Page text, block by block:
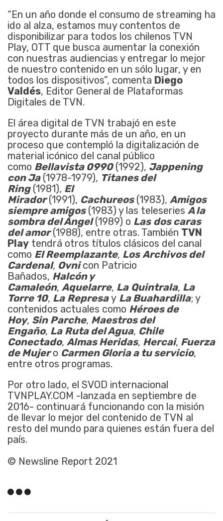
“En un año donde el consumo de streaming ha
ido al alza, estamos muy contentos de
disponibilizar para todos los chilenos TVN
Play, OTT que busca aumentar la conexión
con nuestras audiencias y entregar lo mejor
de nuestro contenido en un sólo lugar, y en
todos los dispositivos”, comenta Diego
Valdés, Editor General de Plataformas
Digitales de TVN.
El área digital de TVN trabajó en este
proyecto durante más de un año, en un
proceso que contempló la digitalización de
material icónico del canal público
como Bellavista 0990(1992), Jappening
con Ja(1978-1979), Titanes del
Ring(1981), El
Mirador(1991), Cachureos(1983), Amigos
siempre amigos(1983) y las teleseries A la
sombra del Ángel(1989) o Las dos caras
del amor(1988), entre otras. También TVN
Play tendrá otros títulos clásicos del canal
como El Reemplazante, Los Archivos del
Cardenal, Ovnicon Patricio
Bañados, Halcón y
Camaleón, Aquelarre, La Quintrala, La
Torre 10, La Represay La Buahardilla; y
contenidos actuales como Héroes de
Hoy, Sin Parche, Maestros del
Engaño, La Ruta del Agua, Chile
Conectado, Almas Heridas, Hercai, Fuerza
de Mujero Carmen Gloria a tu servicio,
entre otros programas.
Por otro lado, el SVOD internacional
TVNPLAY.COM -lanzada en septiembre de
2016- continuará funcionando con la misión
de llevar lo mejor del contenido de TVN al
resto del mundo para quienes están fuera del
país.
© Newsline Report 2021